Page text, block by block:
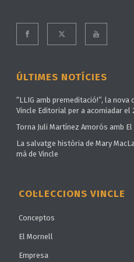
ÚLTIMES NOTÍCIES
“LLIG amb premeditació!”, la nova
Vincle Editorial per a acomiadar el
Torna Juli Martínez Amorós amb
La salvatge història de Mary
mà de Vincle
COL·LECCIONS VINCLE
Conceptos
El Mornell
Empresa